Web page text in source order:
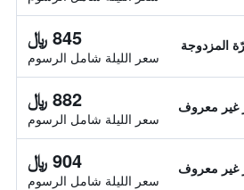
845 ﷼
سعر الليلة شامل الرسوم
غير معروف 882 ﷼
سعر الليلة شامل الرسوم
غير معروف 904 ﷼
سعر الليلة شامل الرسوم